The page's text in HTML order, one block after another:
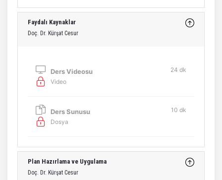
Faydalı Kaynaklar
Doç. Dr. Kürşat Cesur
Ders Videosu
Video
24 dk
Ders Sunusu
Dosya
10 dk
Plan Hazırlama ve Uygulama
Doç. Dr. Kürşat Cesur